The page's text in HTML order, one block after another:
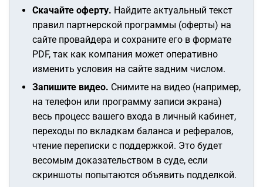
Скачайте оферту. Найдите актуальный текст
правил партнерской программы (оферты) на
сайте провайдера и сохраните его в формате
PDF, так как компания может оперативно
изменить условия на сайте задним числом.
Запишите видео. Снимите на видео (например,
на телефон или программу записи экрана)
весь процесс вашего входа в личный кабинет,
переходы по вкладкам баланса и рефералов,
чтение переписки с поддержкой. Это будет
весомым доказательством в суде, если
скриншоты попытаются объявить подделкой.